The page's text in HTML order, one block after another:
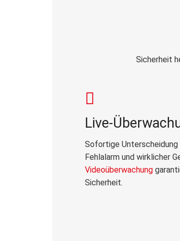
Sicherheit
Live-
Sofortige Unterscheidung
Fehlalarm und wirklicher
Videoüberwachung
Sicherheit.